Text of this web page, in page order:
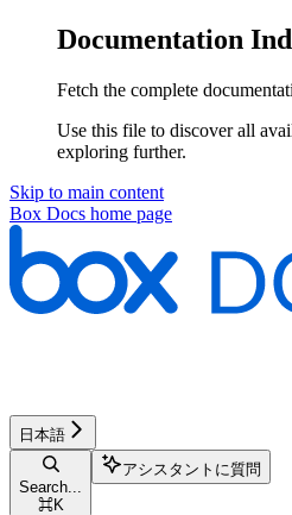
Documentation
Fetch the complete
Use this file to discover all
exploring further.
Skip to main content
Box Docs home page
日本語
Search...
⌘K
アシスタントに質問